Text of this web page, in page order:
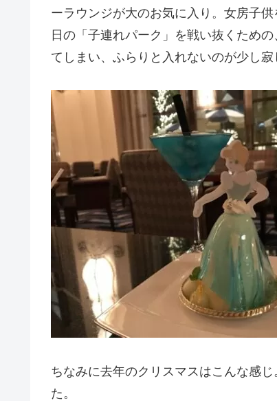
ーラウンジが大のお気に入り。女房子
日の「子連れパーク」を戦い抜くため
てしまい、ふらりと入れないのが少し
ちなみに去年のクリスマスはこんな感
た。